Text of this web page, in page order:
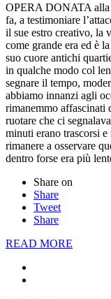
OPERA DONATA alla
fa, a testimoniare
il sue estro creativo, la
come grande era ed è
suo cuore antichi
in qualche modo col
segnare il tempo,
abbiamo innanzi agli
rimanemmo affascinati
ruotare che ci
minuti erano trascorsi e
rimanere a osservare
dentro forse era più
Share on
Share
Tweet
Share
READ MORE